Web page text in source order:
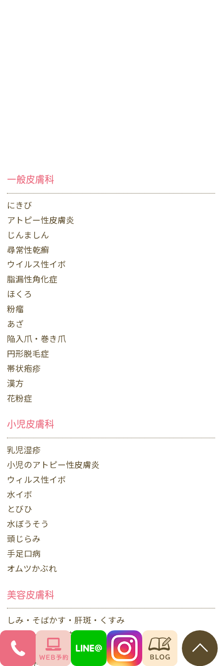
一般皮膚科
にきび
アトピー性皮膚炎
じんましん
尋常性乾癬
ウイルス性イボ
脂漏性角化症
ほくろ
粉瘤
あざ
陥入爪・巻き爪
円形脱毛症
帯状疱疹
漢方
花粉症
小児皮膚科
乳児湿疹
小児のアトピー性皮膚炎
ウィルス性イボ
水イボ
とびひ
水ぼうそう
頭じらみ
手足口病
オムツかぶれ
美容皮膚科
しみ・そばかす・肝斑・くすみ
にきび・にきび痕
毛穴・小じわ・ハリ